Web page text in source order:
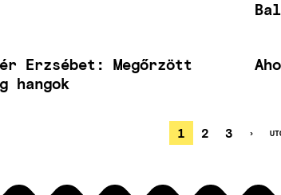
Erzsébet: Megőrzött
hangok
JELENLEGI
OLDAL
1 OLDAL
2 OLDAL
3 ›